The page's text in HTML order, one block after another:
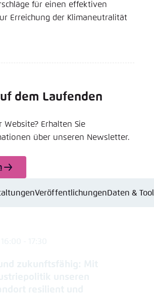
für einen effektiven
Erreichung der Klimaneutralität
dem Laufenden
Erhalten Sie
über unseren Newsletter.
VeröffentlichungenDaten &